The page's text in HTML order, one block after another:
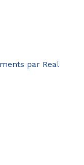
par Real